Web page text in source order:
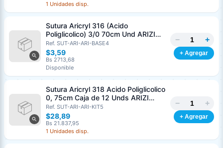
1 Unidades disp.
Sutura Aricryl 316 (Acido
Poliglicolico) 3/0 70cm Und ARIZI
Aguja de 1/2 Circulo Punta Conica
26mm
Ref. SUT-ARI-ARI-BASE4
$3,59
Bs 2713,68
Disponible
− +
+ Agregar
Sutura Aricryl 318 Acido Poliglicolico
0, 75cm Caja de 12 Unds ARIZI
Aguja de 1/2 Punta Cónica 26mm
Ref. SUT-ARI-ARI-KIT5
$28,89
Bs 21.837,95
1 Unidades disp.
− +
+ Agregar